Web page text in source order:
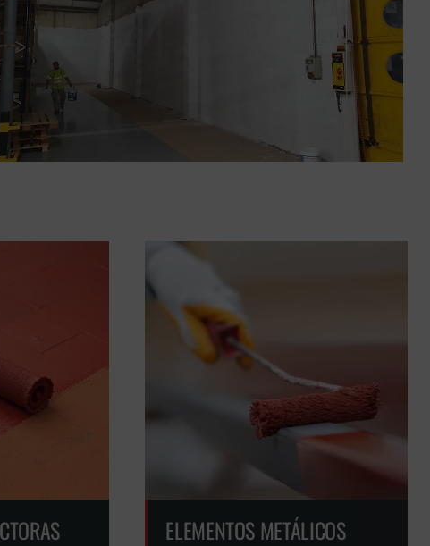
ELEMENTOS METÁLICOS